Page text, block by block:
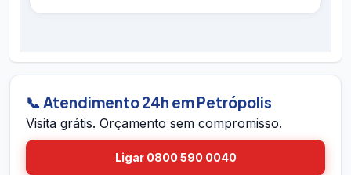
hidrojateamento completo e contratos
em Petrópolis pelo site. A equipe vai até você
em Petrópolis, avalia a caixa, mede o volume,
identifica eventuais problemas estruturais e
entrega o orçamento por escrito na hora — sem
compromisso e sem taxa de visita.
📞 Atendimento 24h em Petrópolis
Visita grátis. Orçamento sem compromisso.
Ligar 0800 590 0040